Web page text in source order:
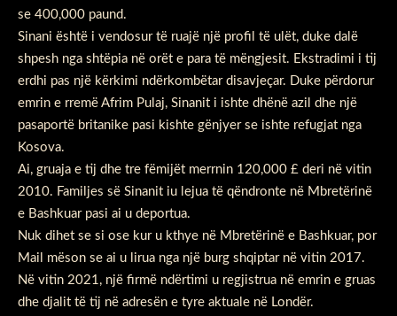
se 400,000 paund.
Sinani është i vendosur të ruajë një profil të ulët, duke dalë
shpesh nga shtëpia në orët e para të mëngjesit. Ekstradimi i tij
erdhi pas një kërkimi ndërkombëtar disavjeçar. Duke përdorur
emrin e rremë Afrim Pulaj, Sinanit i ishte dhënë azil dhe një
pasaportë britanike pasi kishte gënjyer se ishte refugjat nga
Kosova.
Ai, gruaja e tij dhe tre fëmijët merrnin 120,000 £ deri në vitin
2010. Familjes së Sinanit iu lejua të qëndronte në Mbretërinë
e Bashkuar pasi ai u deportua.
Nuk dihet se si ose kur u kthye në Mbretërinë e Bashkuar, por
Mail mëson se ai u lirua nga një burg shqiptar në vitin 2017.
Në vitin 2021, një firmë ndërtimi u regjistrua në emrin e gruas
dhe djalit të tij në adresën e tyre aktuale në Londër.